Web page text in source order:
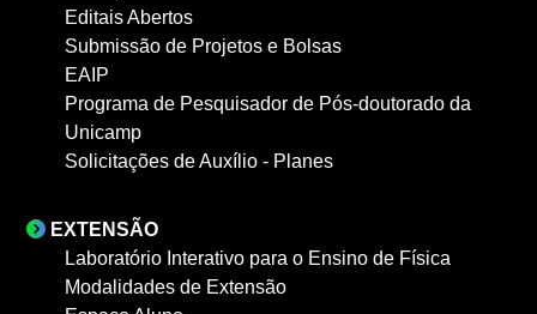
Editais Abertos
Submissão de Projetos e Bolsas
EAIP
Programa de Pesquisador de Pós-doutorado da
Unicamp
Solicitações de Auxílio - Planes
EXTENSÃO
Laboratório Interativo para o Ensino de Física
Modalidades de Extensão